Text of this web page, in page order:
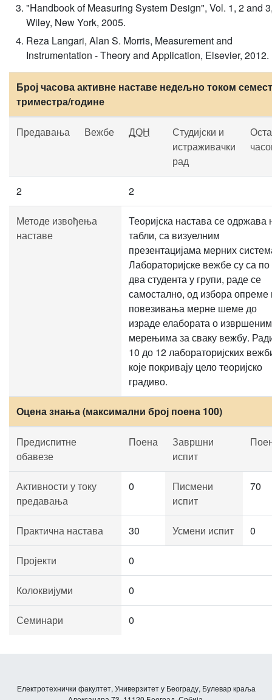
"Handbook of Measuring System Design", Vol. 1, 2 and
Wiley, New York, 2005.
Reza Langari, Alan S. Morris, Measurement and
Instrumentation - Theory and Application, Elsevier, 2012.
Број часова активне наставе недељно током
триместра/године
Предавања Вежбе ДОН
Студијски и
истраживачки
рад
2 2
Методе извођења
наставе
Теоријска настава се одржава
табли, са визуелним
презентацијама мерних
Лабораторијске вежбе су са по
два студента у групи, раде се
самостално, од избора опреме
повезивања мерне шеме до
израде елабората о извршеним
мерењима за сваку вежбу.
10 до 12 лабораторијских
које покривају цело теоријско
градиво.
Оцена знања (максимални број поена 100)
Предиспитне
обавезе
Поена
Завршни
испит
Активности у току
предавања
0
Писмени
испит
70
Практична настава 30 Усмени испит 0
Пројекти 0
Колоквијуми 0
Семинари 0
Електротехнички факултет, Универзитет у Београду, Булевар краља